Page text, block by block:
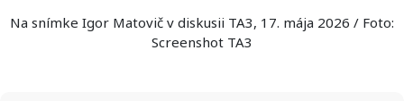
Na snímke Igor Matovič v diskusii TA3, 17. mája 2026 / Foto:
Screenshot TA3